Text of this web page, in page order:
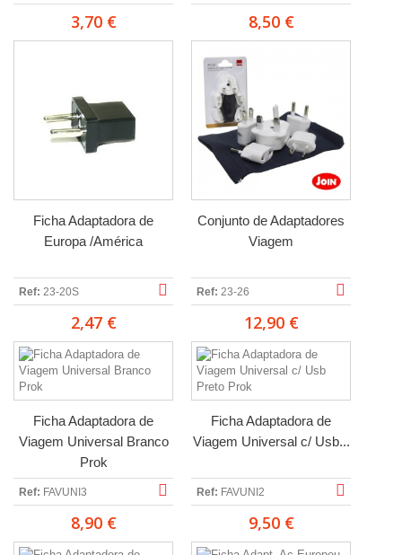
3,70 € 8,50 €
Ficha Adaptadora de
Europa /América
Ref: 23-20S
2,47 €
Conjunto de Adaptadores
Viagem
Ref: 23-26
12,90 €
Ficha Adaptadora de
Viagem Universal Branco
Prok
Ref: FAVUNI3
8,90 €
Ficha Adaptadora de
Viagem Universal c/ Usb...
Ref: FAVUNI2
9,50 €